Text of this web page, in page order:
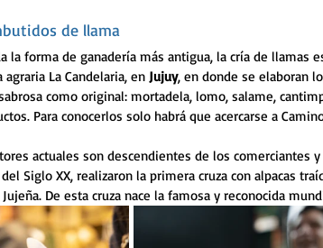
de llama
la forma de ganadería más antigua, la cría de llamas
agraria La Candelaria, en Jujuy, en donde se elaboran
como original: mortadela, lomo, salame,
Para conocerlos solo habrá que acercarse a
actuales son descendientes de los comerciantes
Siglo XX, realizaron la primera cruza con alpacas
Jujeña. De esta cruza nace la famosa y reconocida